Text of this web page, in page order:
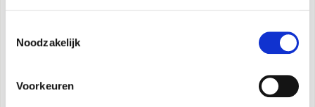
Noodzakelijk
Voorkeuren
Buitenluchtsonde
geïntegreerd in de machine.
standaard